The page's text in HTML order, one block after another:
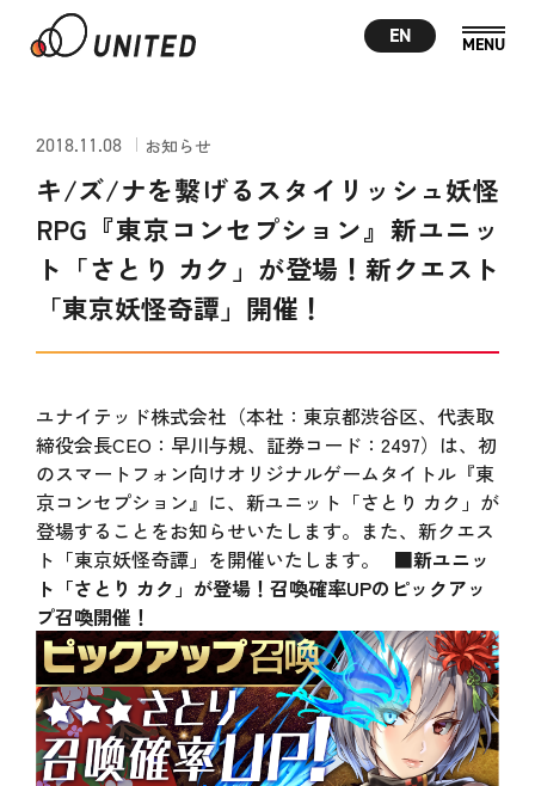
EN
2018.11.08 お知らせ
キ/ズ/ナを繋げるスタイリッシュ妖怪
RPG『東京コンセプション』新ユニッ
ト「さとり カク」が登場！新クエスト
「東京妖怪奇譚」開催！
ユナイテッド株式会社（本社：東京都渋谷区、代表取
締役会長CEO：早川与規、証券コード：2497）は、初
のスマートフォン向けオリジナルゲームタイトル『東
京コンセプション』に、新ユニット「さとり カク」が
登場することをお知らせいたします。また、新クエス
ト「東京妖怪奇譚」を開催いたします。 ■新ユニッ
ト「さとり カク」が登場！召喚確率UPのピックアッ
プ召喚開催！